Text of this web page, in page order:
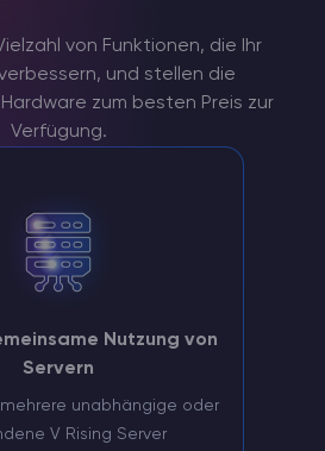
von Funktionen, die Ihr
und stellen die
zum besten Preis zur
Verfügung.
Nutzung von
Servern
mehrere unabhängige oder
V Rising Server